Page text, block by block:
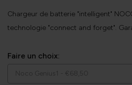
Chargeur de batterie "intelligent"
technologie "connect and forget".
Faire un choix: